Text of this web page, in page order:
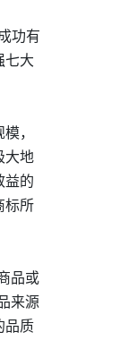
功有
七大
，
大地
益的
标所
品或
来源
品质